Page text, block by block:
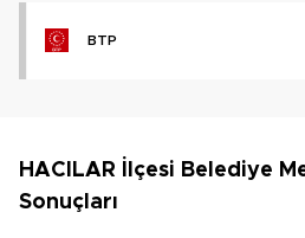
BTP
HACILAR İlçesi Belediye
Sonuçları